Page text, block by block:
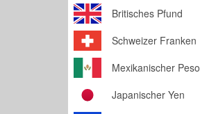
Britisches Pfund
Schweizer Franken
Mexikanischer Peso
Japanischer Yen